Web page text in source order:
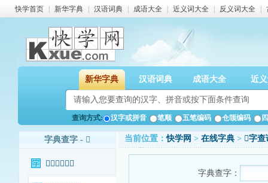
快学首页 新华字典 汉语词典 成语大全 近义词大全 反义词大全
新华字典 汉语词典 成语大全 近
查询方式: 汉字或拼音 笔顺 五笔编码 仓颉编码
字典查字 - 𨊎
𨊎字基本信息
当前位置：快学网 > 在线字典 > 𨊎字
字典查字：